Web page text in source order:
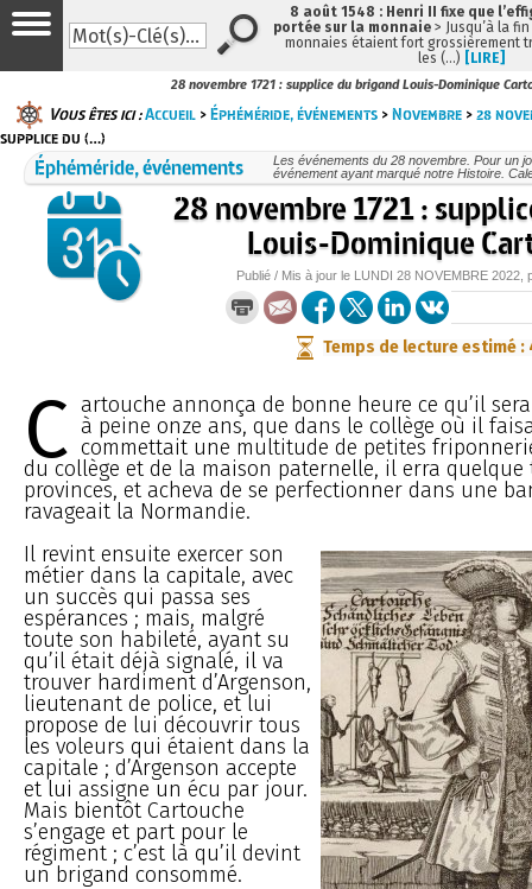
28 novembre 1721 : supplice du brigand Louis-Dominique
Vous êtes ici :Accueil >Éphéméride, événements >Novembre >28
supplice du (…)
Éphéméride, événements
Les événements du 28 novembre. Pour un
événement ayant marqué notre Histoire.
28 novembre 1721 :
Louis-Dominique
Publié / Mis à jour le LUNDI 28 NOVEMBRE 2022,
Temps de lecture estimé :
C artouche annonça de bonne heure ce qu’il
à peine onze ans, que dans le collège où il
commettait une multitude de petites
du collège et de la maison paternelle, il erra quelque
provinces, et acheva de se perfectionner dans une
ravageait la Normandie.
Il revint ensuite exercer son
métier dans la capitale, avec
un succès qui passa ses
espérances ; mais, malgré
toute son habileté, ayant su
qu’il était déjà signalé, il va
trouver hardiment d’Argenson,
lieutenant de police, et lui
propose de lui découvrir tous
les voleurs qui étaient dans la
capitale ; d’Argenson accepte
et lui assigne un écu par jour.
Mais bientôt Cartouche
s’engage et part pour le
régiment ; c’est là qu’il devint
un brigand consommé.
8 août 1548 : Henri II fixe que
portée sur la monnaie > Jusqu’à la
monnaies étaient fort grossièrement
les (…) [LIRE]